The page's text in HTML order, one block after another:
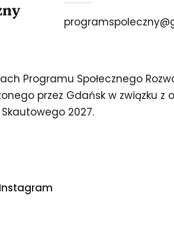
Programu Społecznego
przez Gdańsk w związku z
2027.
Instagram